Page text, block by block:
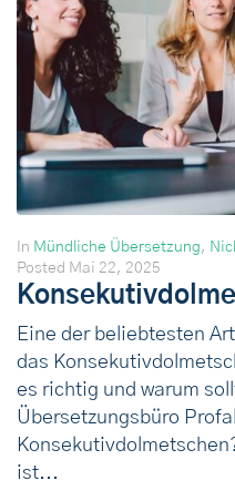
In Mündliche Übersetzung ,
Posted Mai 22, 2025
Eine der beliebtesten
das
es richtig und warum
Übersetzungsbüro
ist...